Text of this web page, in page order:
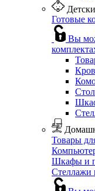
Готовые
Вы
Товары
Шкафы и
Стеллажи